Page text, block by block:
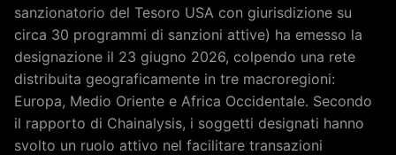
sanzionatorio del Tesoro USA con giurisdizione su
circa 30 programmi di sanzioni attive) ha emesso la
designazione il 23 giugno 2026, colpendo una rete
distribuita geograficamente in tre macroregioni:
Europa, Medio Oriente e Africa Occidentale. Secondo
il rapporto di Chainalysis, i soggetti designati hanno
svolto un ruolo attivo nel facilitare transazioni